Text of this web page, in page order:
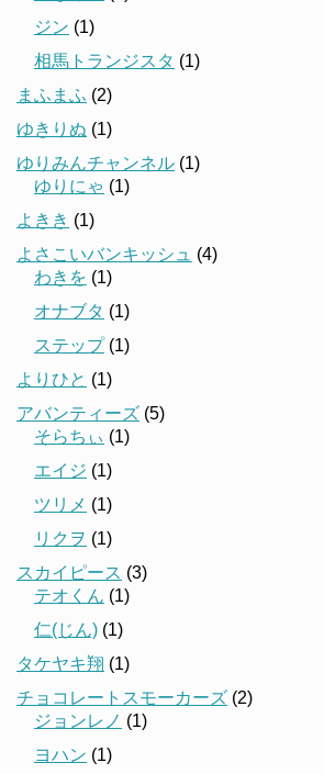
ジン (1)
相馬トランジスタ (1)
まふまふ (2)
ゆきりぬ (1)
ゆりみんチャンネル (1)
ゆりにゃ (1)
よきき (1)
よさこいバンキッシュ (4)
わきを (1)
オナブタ (1)
ステップ (1)
よりひと (1)
アバンティーズ (5)
そらちぃ (1)
エイジ (1)
ツリメ (1)
リクヲ (1)
スカイピース (3)
テオくん (1)
仁(じん) (1)
タケヤキ翔 (1)
チョコレートスモーカーズ (2)
ジョンレノ (1)
ヨハン (1)